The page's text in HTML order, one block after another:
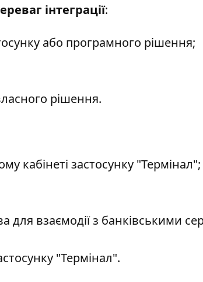
інтеграції:
або програмного рішення;
рішення.
кабінеті застосунку "Термінал";
взаємодії з банківськими
"Термінал".